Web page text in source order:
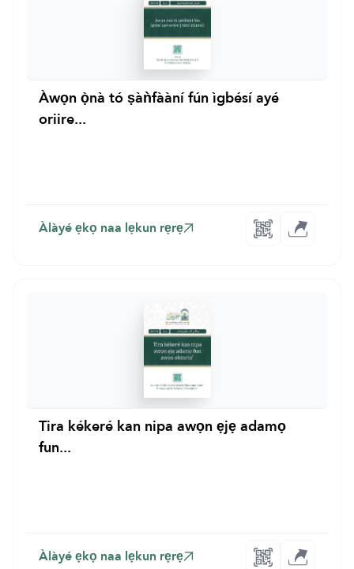
Àwọn ọ̀nà tó ṣàǹfààní fún ìgbésí ayé
oriire...
Àlàyé ẹkọ naa lẹkun rẹrẹ
Tira kékeré kan nipa awọn ẹjẹ adamọ
fun...
Àlàyé ẹkọ naa lẹkun rẹrẹ